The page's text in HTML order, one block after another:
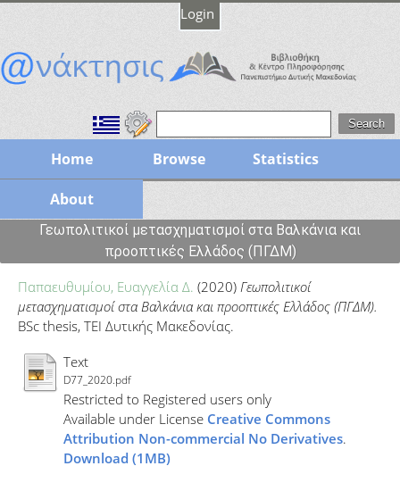
Login
Home Browse Statistics
About
Γεωπολιτικοί μετασχηματισμοί στα Βαλκάνια και
προοπτικές Ελλάδος (ΠΓΔΜ)
Παπαευθυμίου, Ευαγγελία Δ. (2020) Γεωπολιτικοί
μετασχηματισμοί στα Βαλκάνια και προοπτικές Ελλάδος (ΠΓΔΜ).
BSc thesis, ΤΕΙ Δυτικής Μακεδονίας.
Text
D77_2020.pdf
Restricted to Registered users only
Available under License Creative Commons
Attribution Non-commercial No Derivatives.
Download (1MB)